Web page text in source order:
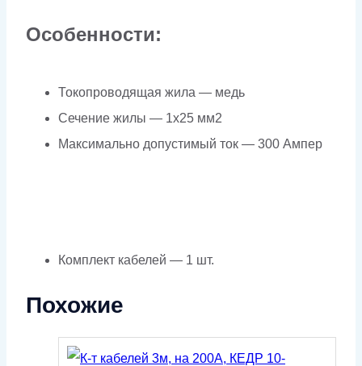
Особенности:
Токопроводящая жила — медь
Сечение жилы — 1х25 мм2
Максимально допустимый ток — 300 Ампер
Комплект кабелей — 1 шт.
Похожие